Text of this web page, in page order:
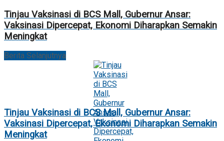
Tinjau Vaksinasi di BCS Mall, Gubernur Ansar:
Vaksinasi Dipercepat, Ekonomi Diharapkan Semakin
Meningkat
Berita Selanjutnya
Tinjau Vaksinasi di BCS Mall, Gubernur Ansar:
Vaksinasi Dipercepat, Ekonomi Diharapkan Semakin
Meningkat